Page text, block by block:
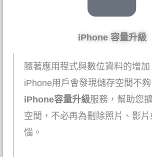
iPhone 容量升級
隨著應用程式與數位資料的增
iPhone用戶會發現儲存空間不
iPhone容量升級服務，幫助您
空間，不必再為刪除照片、影
惱。